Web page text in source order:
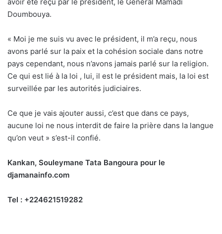
Doumbouya.
« Moi je me suis vu avec le président, il m’a reçu, nous
avons parlé sur la paix et la cohésion sociale dans notre
pays cependant, nous n’avons jamais parlé sur la religion.
Ce qui est lié à la loi , lui, il est le président mais, la loi est
surveillée par les autorités judiciaires.
Ce que je vais ajouter aussi, c’est que dans ce pays,
aucune loi ne nous interdit de faire la prière dans la langue
qu’on veut » s’est-il confié.
Kankan, Souleymane Tata Bangoura pour le
djamanainfo.com
Tel : +224621519282